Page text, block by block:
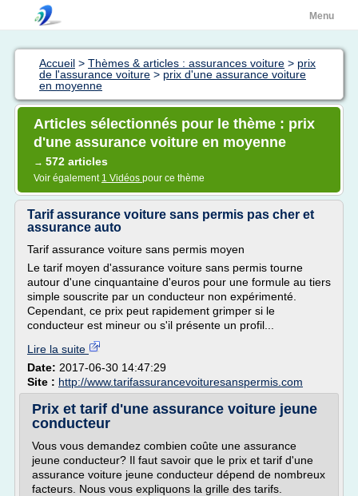
Menu
Accueil > Thèmes & articles : assurances voiture > prix
de l'assurance voiture > prix d'une assurance voiture
en moyenne
Articles sélectionnés pour le thème : prix
d'une assurance voiture en moyenne
→ 572 articles
Voir également 1 Vidéos pour ce thème
Tarif assurance voiture sans permis pas cher et
assurance auto
Tarif assurance voiture sans permis moyen
Le tarif moyen d'assurance voiture sans permis tourne
autour d'une cinquantaine d'euros pour une formule au tiers
simple souscrite par un conducteur non expérimenté.
Cependant, ce prix peut rapidement grimper si le
conducteur est mineur ou s'il présente un profil...
Lire la suite
Date: 2017-06-30 14:47:29
Site : http://www.tarifassurancevoituresanspermis.com
Prix et tarif d'une assurance voiture jeune
conducteur
Vous vous demandez combien coûte une assurance
jeune conducteur? Il faut savoir que le prix et tarif d'une
assurance voiture jeune conducteur dépend de nombreux
facteurs. Nous vous expliquons la grille des tarifs.